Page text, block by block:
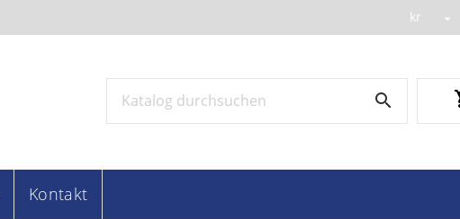
kr 

Kontakt